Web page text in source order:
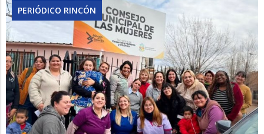
PERIÓDICO RINCÓN